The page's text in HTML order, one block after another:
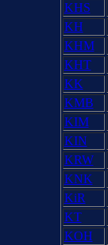
KHS
KH
KHM
KHT
KK
KMB
KIM
KIN
KRW
KNK
KiR
KT
KOH